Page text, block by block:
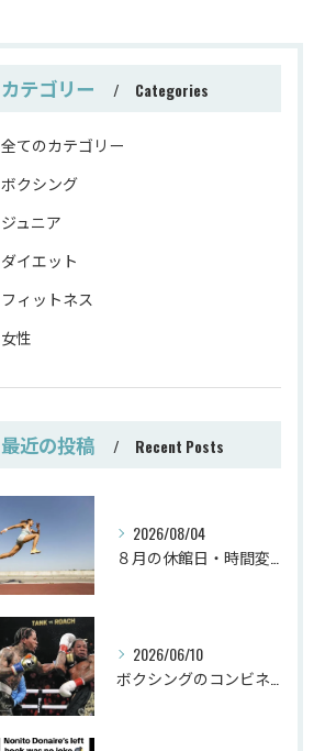
カテゴリー Categories
全てのカテゴリー
ボクシング
ジュニア
ダイエット
フィットネス
女性
最近の投稿 Recent Posts
2026/08/04
８月の休館日・時間変更
2026/06/10
ボクシングのコンビネーション